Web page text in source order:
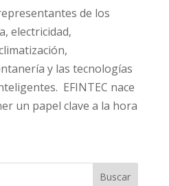
de los
electricidad,
y las tecnologías
EFINTEC nace
un papel clave a la hora
Buscar